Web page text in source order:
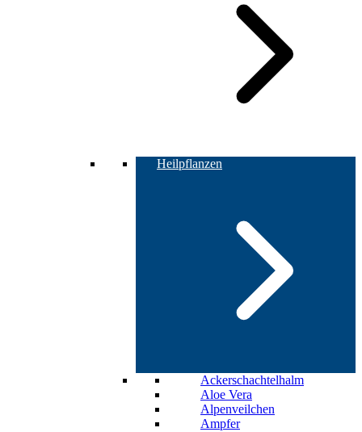
Heilpflanzen
Ackerschachtelhalm
Aloe Vera
Alpenveilchen
Ampfer